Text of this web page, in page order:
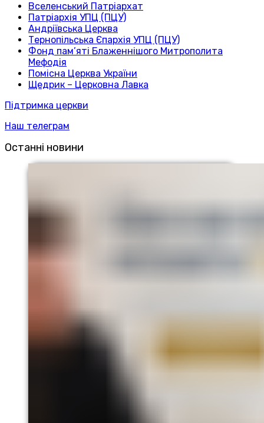
Вселенський Патріархат
Патріархія УПЦ (ПЦУ)
Андріївська Церква
Тернопільська Єпархія УПЦ (ПЦУ)
Фонд пам’яті Блаженнішого Митрополита
Мефодія
Помісна Церква України
Щедрик – Церковна Лавка
Підтримка церкви
Наш телеграм
Останні новини